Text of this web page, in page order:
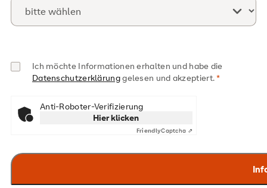
Ich möchte Informationen erhalten und habe die
Datenschutzerklärunggelesen und akzeptiert.
Anti-Roboter-Verifizierung
Hier klicken
FriendlyCaptcha ⇗